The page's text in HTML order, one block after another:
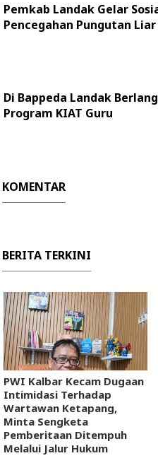
Pemkab Landak Gelar
Pencegahan Pungutan Liar
Di Bappeda Landak
Program KIAT Guru
KOMENTAR
BERITA TERKINI
PWI Kalbar Kecam Dugaan
Intimidasi Terhadap
Wartawan Ketapang,
Minta Sengketa
Pemberitaan Ditempuh
Melalui Jalur Hukum